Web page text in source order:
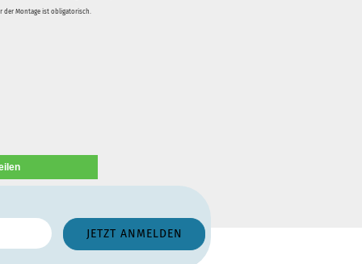
der Montage ist obligatorisch.